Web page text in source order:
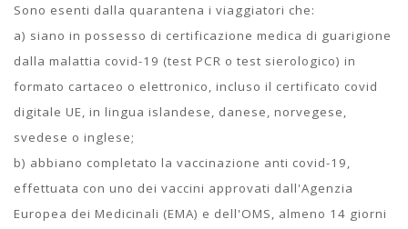
Sono esenti dalla quarantena i viaggiatori che:
a) siano in possesso di certificazione medica di guarigione
dalla malattia covid-19 (test PCR o test sierologico) in
formato cartaceo o elettronico, incluso il certificato covid
digitale UE, in lingua islandese, danese, norvegese,
svedese o inglese;
b) abbiano completato la vaccinazione anti covid-19,
effettuata con uno dei vaccini approvati dall'Agenzia
Europea dei Medicinali (EMA) e dell'OMS, almeno 14 giorni